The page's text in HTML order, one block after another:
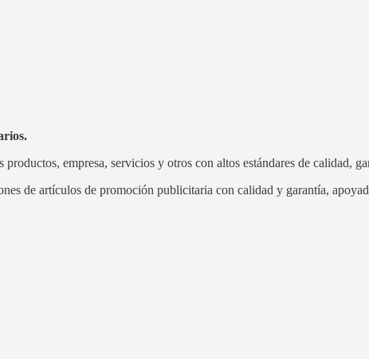
empresa, servicios y otros con altos estándares de calidad,
de artículos de promoción publicitaria con calidad y garantía,